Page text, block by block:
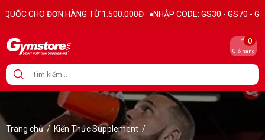
HÀNG TỪ 1.500.000Đ NHẬP CODE: GS30 - GS70 - GS100 giảm
Giỏ hàng
0
Trang chủ/ Kiến Thức Supplement /